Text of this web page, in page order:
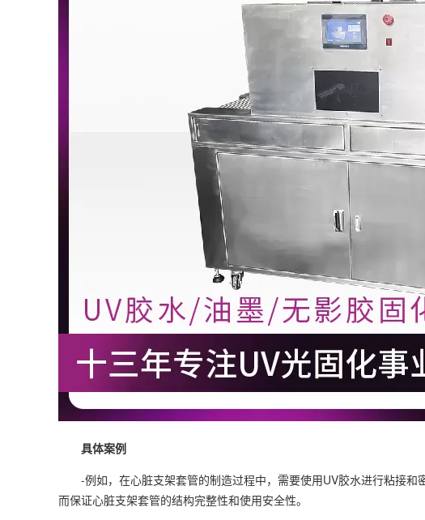
具体案例
-例如，在心脏支架套管的制造过程中，需要使用UV胶水进行粘接和
而保证心脏支架套管的结构完整性和使用安全性。